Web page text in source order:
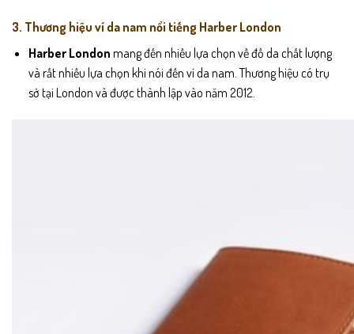
3. Thương hiệu ví da nam nổi tiếng Harber London
Harber London mang đến nhiều lựa chọn về đồ da chất lượng
và rất nhiều lựa chọn khi nói đến ví da nam. Thương hiệu có trụ
sở tại London và được thành lập vào năm 2012.